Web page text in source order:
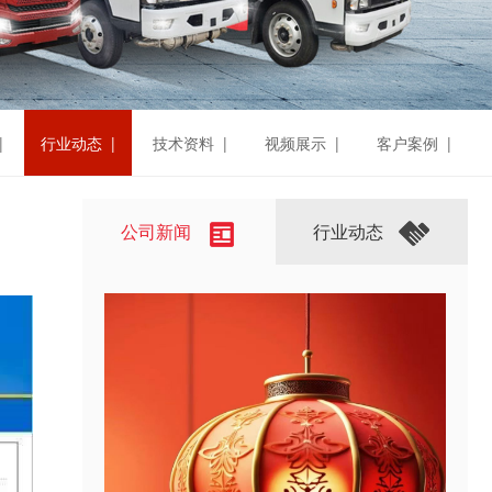
行业动态 | 技术资料 | 视频展示 | 客户案例 |
公司新闻 行业动态